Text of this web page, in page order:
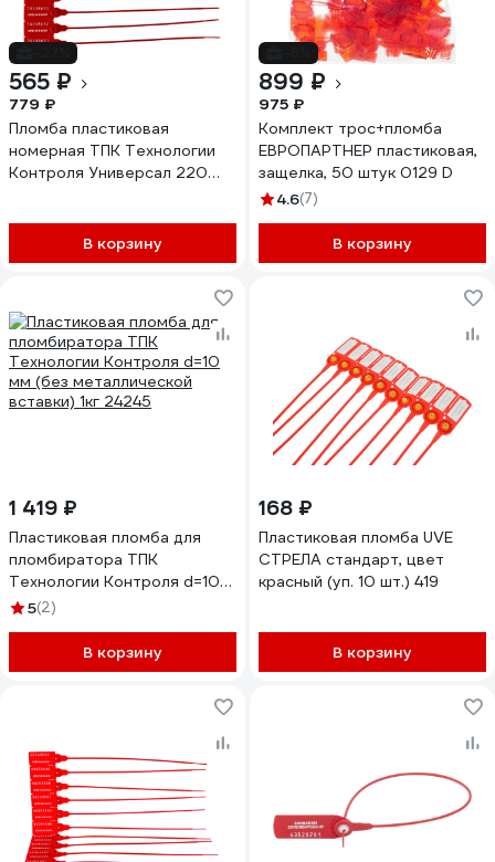
565 ₽
779 ₽
Пломба пластиковая
номерная ТПК Технологии
Контроля Универсал 220
В корзину
899 ₽
975 ₽
Комплект трос+пломба
ЕВРОПАРТНЕР пластиковая,
защелка, 50 штук 0129 D
4.6(7)
В корзину
1 419 ₽
Пластиковая пломба для
пломбиратора ТПК
Технологии Контроля d=10
мм (без металлической
5(2)
В корзину
168 ₽
Пластиковая пломба UVE
СТРЕЛА стандарт, цвет
красный (уп. 10 шт.) 419
В корзину